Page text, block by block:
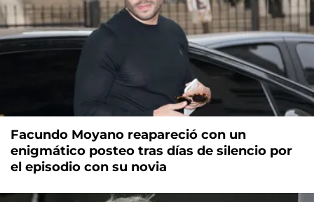
Facundo Moyano reapareció con un
enigmático posteo tras días de silencio por
el episodio con su novia